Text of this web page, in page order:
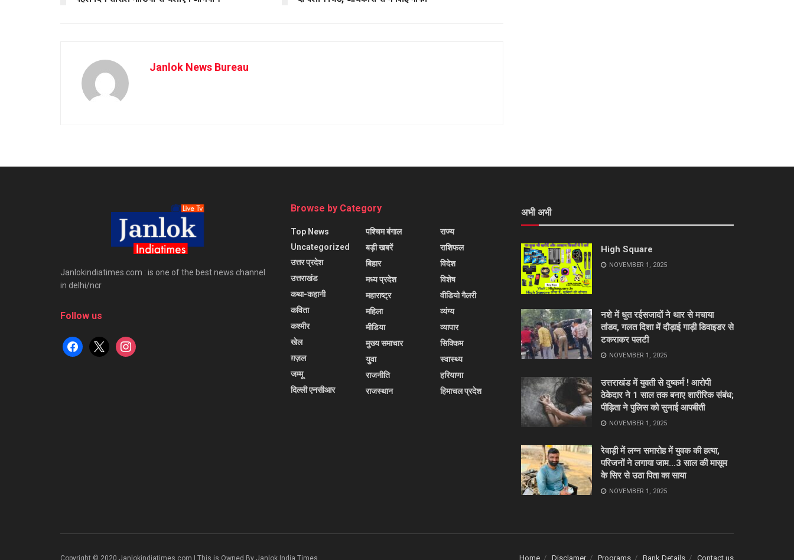
Janlok News Bureau
Janlokindiatimes.com : is one of the best news channel
in delhi/ncr
Follow us
facebook
x instagram
Browse by Category
Top News
Uncategorized
उत्तर प्रदेश
उत्तराखंड
कथा-कहानी
कविता
कश्मीर
खेल
ग़ज़ल
जम्मू
दिल्ली एनसीआर
पश्चिम बंगाल
बड़ी खबरें
बिहार
मध्य प्रदेश
महाराष्ट्र
महिला
मीडिया
मुख्य समाचार
युवा
राजनीति
राजस्थान
राज्य
राशिफल
विदेश
विशेष
वीडियो गैलरी
व्यंग्य
व्यापार
सिक्किम
स्वास्थ्य
हरियाणा
हिमाचल प्रदेश
अभी अभी
High Square
NOVEMBER 1, 2025
नशे में धुत रईसजादों ने थार से मचाया
तांडव, गलत दिशा में दौड़ाई गाड़ी डिवाइडर से
टकराकर पलटी
NOVEMBER 1, 2025
उत्तराखंड में युवती से दुष्कर्म ! आरोपी
ठेकेदार ने 1 साल तक बनाए शारीरिक संबंध;
पीड़िता ने पुलिस को सुनाई आपबीती
NOVEMBER 1, 2025
रेवाड़ी में लग्न समारोह में युवक की हत्या,
परिजनों ने लगाया जाम…3 साल की मासूम
के सिर से उठा पिता का साया
NOVEMBER 1, 2025
Home Disclamer Programs Bank Details Contact us
Copyright © 2020 Janlokindiatimes.com | This is Owned By Janlok India Times